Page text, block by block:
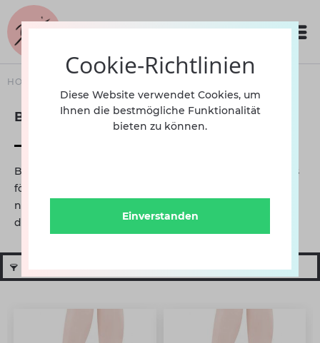
HOME
Ballett
Basic Ballett ist eine tolle Grundlage für viele Tänze. Es
fördert die Haltung, elegante Arme und bekämpft den
nach innen gedrehten Fuß. Vor dem Spiegel: Füße in
die erste...
mehr erfahren »
Cookie-Richtlinien
Diese Website verwendet Cookies, um
Ihnen die bestmögliche Funktionalität
bieten zu können.
Einverstanden